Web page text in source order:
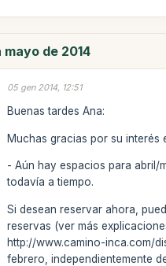
mayo de 2014
05 gen 2014, 12:51
Buenas tardes Ana:
Muchas gracias por su interés
- Aún hay espacios para abril/
todavía a tiempo.
Si desean reservar ahora,
reservas (ver más
http://www.camino-inca.com/
febrero, independientemente